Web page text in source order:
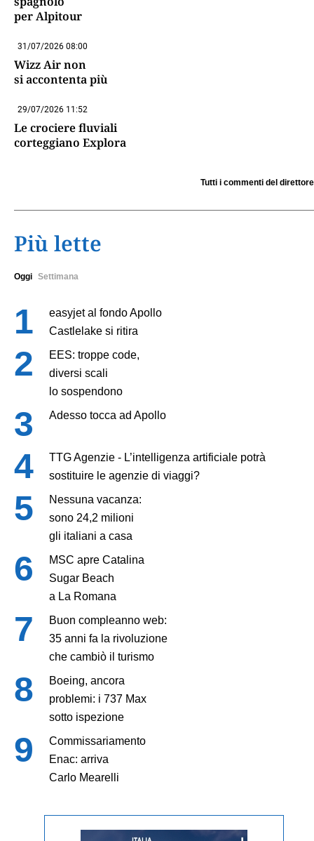
per Alpitour
31/07/2026 08:00
Wizz Air non
si accontenta più
29/07/2026 11:52
Le crociere fluviali
corteggiano Explora
Tutti i commenti del direttore
Più lette
Oggi Settimana
easyjet al fondo Apollo
Castlelake si ritira
EES: troppe code,
diversi scali
lo sospendono
Adesso tocca ad Apollo
TTG Agenzie - L’intelligenza artificiale potrà
sostituire le agenzie di viaggi?
Nessuna vacanza:
sono 24,2 milioni
gli italiani a casa
MSC apre Catalina
Sugar Beach
a La Romana
Buon compleanno web:
35 anni fa la rivoluzione
che cambiò il turismo
Boeing, ancora
problemi: i 737 Max
sotto ispezione
Commissariamento
Enac: arriva
Carlo Mearelli